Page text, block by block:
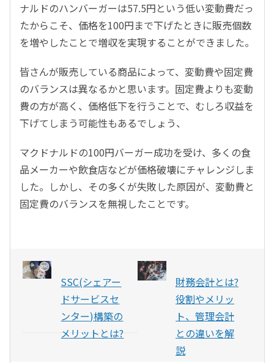
ナルドのハンバーガーは57.5円という低い変動費だっ
たからこそ、価格を100円まで下げたときに販売個数
を増やしたことで増収を実現することができました。
皆さんが販売している商品によって、変動費や固定費
のバランスは異なるかと思います。固定費よりも変動
費の方が高く、価格低下を行うことで、むしろ収益を
下げてしまう可能性もあるでしょう、
マクドナルドの100円バーガー成功を受け、多くの食
品メーカーや飲食店などが価格破壊にチャレンジしま
した。しかし、その多くが失敗した原因が、変動費と
固定費のバランスを無視したことです。
SSC(シェアー
ドサービスセ
ンター)構築の
メリットとは?
財務会計とは?
役割やメリッ
ト、管理会計
との違いを解
説